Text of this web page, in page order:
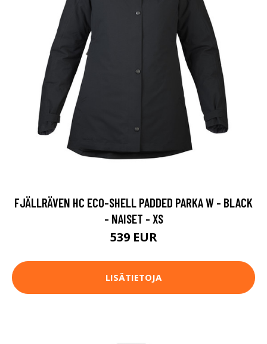
FJÄLLRÄVEN HC ECO-SHELL PADDED PARKA W - BLACK
- NAISET - XS
539 EUR
LISÄTIETOJA